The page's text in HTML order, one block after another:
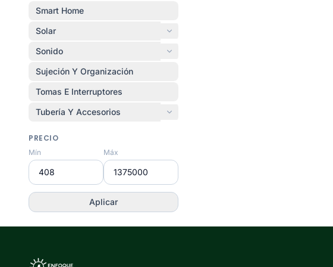
Smart Home
Solar
Sonido
Sujeción Y Organización
Tomas E Interruptores
Tubería Y Accesorios
PRECIO
Mín Máx
Aplicar